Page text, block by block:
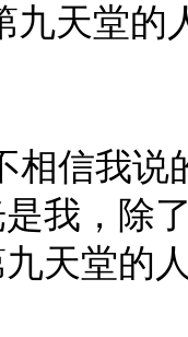
九天堂
信我说
我，除
天堂的